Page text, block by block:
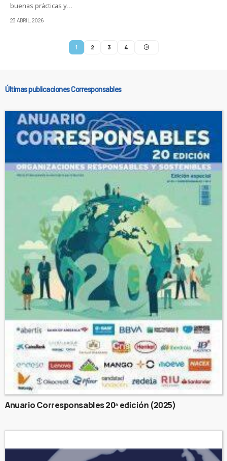
buenas prácticas y…
23 ABRIL, 2026
1 2 3 4
Últimas publicaciones Corresponsables
Anuario Corresponsables 20ª edición (2025)